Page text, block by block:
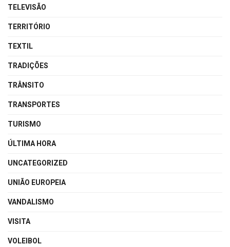
TELEVISÃO
TERRITÓRIO
TEXTIL
TRADIÇÕES
TRÂNSITO
TRANSPORTES
TURISMO
ÚLTIMA HORA
UNCATEGORIZED
UNIÃO EUROPEIA
VANDALISMO
VISITA
VOLEIBOL